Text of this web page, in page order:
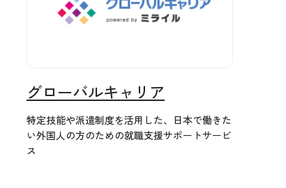
グローバルキャリア
特定技能や派遣制度を活用した、日本で働きた
い外国人の方のための就職支援サポートサービ
ス